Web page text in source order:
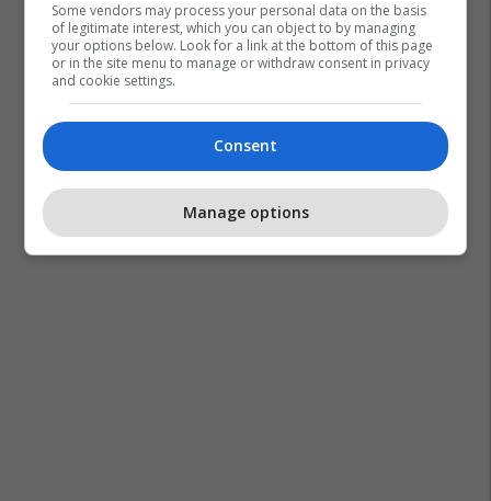
Some vendors may process your personal data on the basis
of legitimate interest, which you can object to by managing
your options below. Look for a link at the bottom of this page
or in the site menu to manage or withdraw consent in privacy
and cookie settings.
Consent
Manage options